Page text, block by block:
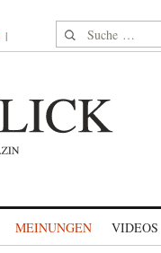
Suche nach:
MEINUNGEN VIDEOS